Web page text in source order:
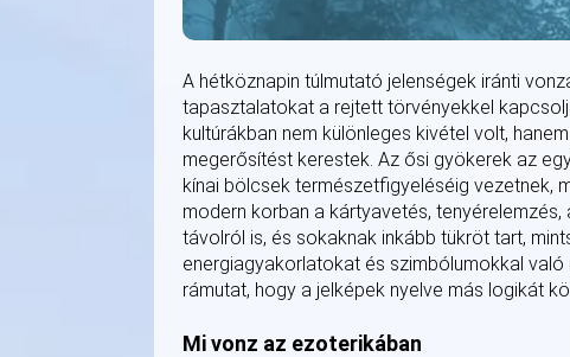
A hétköznapin túlmutató jelenségek iránti
tapasztalatokat a rejtett törvényekkel
kultúrákban nem különleges kivétel volt,
megerősítést kerestek. Az ősi gyökerek az
kínai bölcsek természetfigyeléséig vezetnek,
modern korban a kártyavetés,
távolról is, és sokaknak inkább tükröt tart,
energiagyakorlatokat és szimbólumokkal
rámutat, hogy a jelképek nyelve más logikát
Mi vonz az ezoterikában